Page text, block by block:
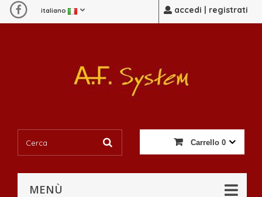
accedi | registrati
italiano
Carrello 0
MENÙ